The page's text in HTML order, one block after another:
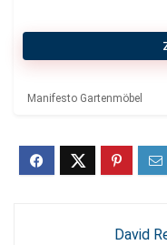
Manifesto Gartenmöbel
David